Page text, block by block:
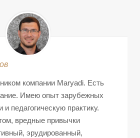
компании Maryadi. Есть
Имею опыт зарубежных
и педагогическую практику.
вредные привычки
эрудированный,